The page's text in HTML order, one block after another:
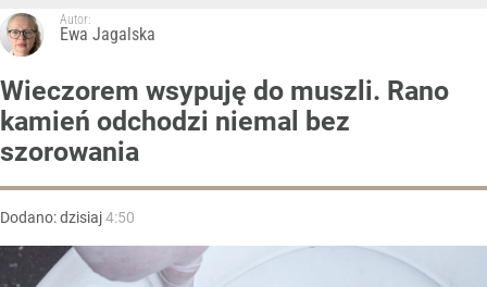
Autor:
Ewa Jagalska
Wieczorem wsypuję do muszli. Rano
kamień odchodzi niemal bez
szorowania
Dodano:dzisiaj4:50